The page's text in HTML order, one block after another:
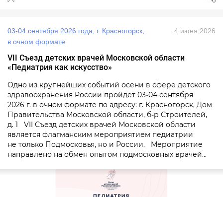
03‑04 сентября 2026 года, г. Красногорск,
в очном формате
4 июня 2026
VII Съезд детских врачей Московской области
«Педиатрия как искусство»
Одно из крупнейших событий осени в сфере детского
здравоохранения России пройдет 03‑04 сентября
2026 г. в очном формате по адресу: г. Красногорск, Дом
Правительства Московской области, б‑р Строителей,
д. 1 VII Съезд детских врачей Московской области
является флагманским мероприятием педиатрии
не только Подмосковья, но и России. Мероприятие
направлено на обмен опытом подмосковных врачей...